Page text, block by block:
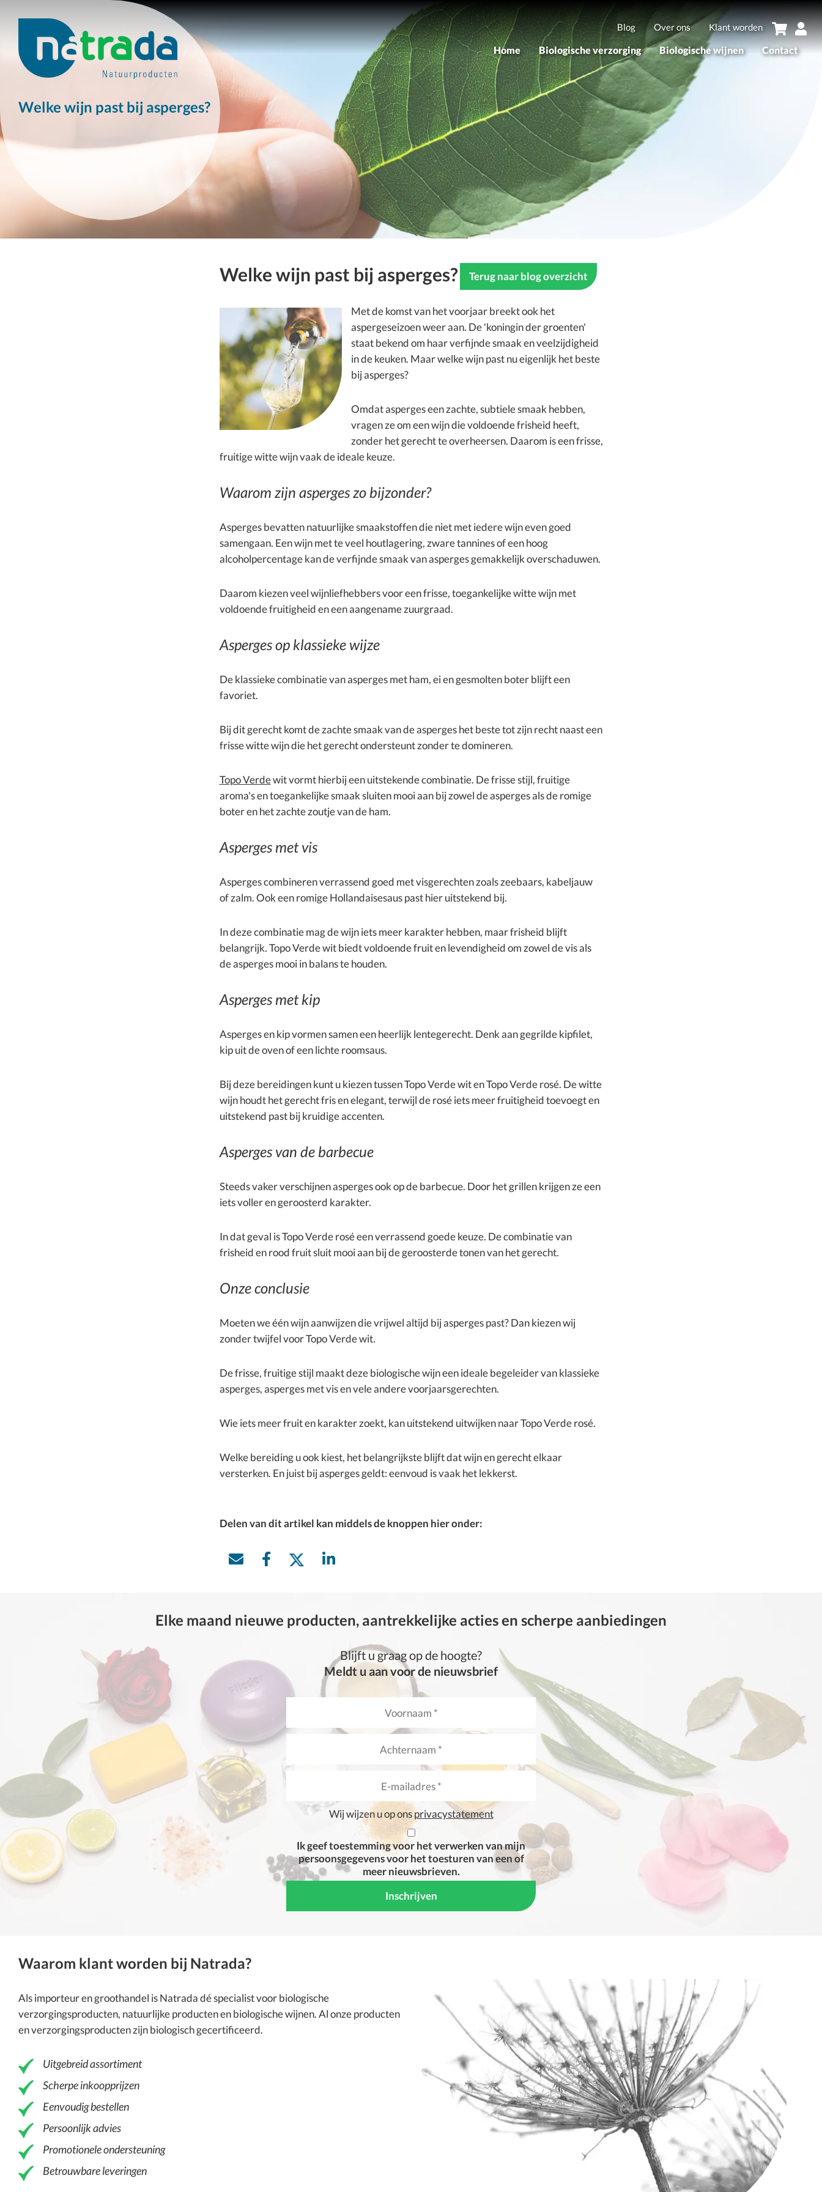
Welke wijn past bij asperges?
Blog Over ons Klant worden
Home Biologische verzorging
Assortiment
Merken
Biologische wijnen
Assortiment
Merken
Contact
Terug naar blog overzicht
Welke wijn past bij asperges?
Met de komst van het voorjaar breekt ook het
aspergeseizoen weer aan. De 'koningin der groenten'
staat bekend om haar verfijnde smaak en veelzijdigheid
in de keuken. Maar welke wijn past nu eigenlijk het beste
bij asperges?
Omdat asperges een zachte, subtiele smaak hebben,
vragen ze om een wijn die voldoende frisheid heeft,
zonder het gerecht te overheersen. Daarom is een frisse,
fruitige witte wijn vaak de ideale keuze.
Waarom zijn asperges zo bijzonder?
Asperges bevatten natuurlijke smaakstoffen die niet met iedere wijn even goed
samengaan. Een wijn met te veel houtlagering, zware tannines of een hoog
alcoholpercentage kan de verfijnde smaak van asperges gemakkelijk overschaduwen.
Daarom kiezen veel wijnliefhebbers voor een frisse, toegankelijke witte wijn met
voldoende fruitigheid en een aangename zuurgraad.
Asperges op klassieke wijze
De klassieke combinatie van asperges met ham, ei en gesmolten boter blijft een
favoriet.
Bij dit gerecht komt de zachte smaak van de asperges het beste tot zijn recht naast een
frisse witte wijn die het gerecht ondersteunt zonder te domineren.
Topo Verdewit vormt hierbij een uitstekende combinatie. De frisse stijl, fruitige
aroma's en toegankelijke smaak sluiten mooi aan bij zowel de asperges als de romige
boter en het zachte zoutje van de ham.
Asperges met vis
Asperges combineren verrassend goed met visgerechten zoals zeebaars, kabeljauw
of zalm. Ook een romige Hollandaisesaus past hier uitstekend bij.
In deze combinatie mag de wijn iets meer karakter hebben, maar frisheid blijft
belangrijk. Topo Verde wit biedt voldoende fruit en levendigheid om zowel de vis als
de asperges mooi in balans te houden.
Asperges met kip
Asperges en kip vormen samen een heerlijk lentegerecht. Denk aan gegrilde kipfilet,
kip uit de oven of een lichte roomsaus.
Bij deze bereidingen kunt u kiezen tussen Topo Verde wit en Topo Verde rosé. De witte
wijn houdt het gerecht fris en elegant, terwijl de rosé iets meer fruitigheid toevoegt en
uitstekend past bij kruidige accenten.
Asperges van de barbecue
Steeds vaker verschijnen asperges ook op de barbecue. Door het grillen krijgen ze een
iets voller en geroosterd karakter.
In dat geval is Topo Verde rosé een verrassend goede keuze. De combinatie van
frisheid en rood fruit sluit mooi aan bij de geroosterde tonen van het gerecht.
Onze conclusie
Moeten we één wijn aanwijzen die vrijwel altijd bij asperges past? Dan kiezen wij
zonder twijfel voor Topo Verde wit.
De frisse, fruitige stijl maakt deze biologische wijn een ideale begeleider van klassieke
asperges, asperges met vis en vele andere voorjaarsgerechten.
Wie iets meer fruit en karakter zoekt, kan uitstekend uitwijken naar Topo Verde rosé.
Welke bereiding u ook kiest, het belangrijkste blijft dat wijn en gerecht elkaar
versterken. En juist bij asperges geldt: eenvoud is vaak het lekkerst.
Delen van dit artikel kan middels de knoppen hier onder:
Elke maand nieuwe producten, aantrekkelijke acties en scherpe aanbiedingen
Blijft u graag op de hoogte?
Meldt u aan voor de nieuwsbrief
Wij wijzen u op onsprivacystatement
Ik geef toestemming voor het verwerken van mijn
persoonsgegevens voor het toesturen van een of
meer nieuwsbrieven.
Waarom klant worden bij Natrada?
Als importeur en groothandel isNatradadé specialist voorbiologische
verzorgingsproducten, natuurlijke producten enbiologische wijnen. Al onze producten
en verzorgingsproducten zijn biologisch gecertificeerd.
Uitgebreid assortiment
Scherpe inkoopprijzen
Eenvoudig bestellen
Persoonlijk advies
Promotionele ondersteuning
Betrouwbare leveringen